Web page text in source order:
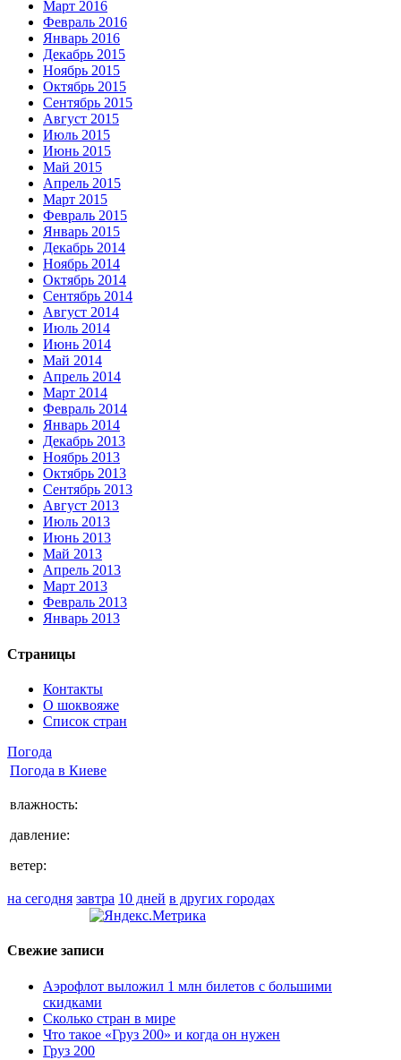
Март 2016
Февраль 2016
Январь 2016
Декабрь 2015
Ноябрь 2015
Октябрь 2015
Сентябрь 2015
Август 2015
Июль 2015
Июнь 2015
Май 2015
Апрель 2015
Март 2015
Февраль 2015
Январь 2015
Декабрь 2014
Ноябрь 2014
Октябрь 2014
Сентябрь 2014
Август 2014
Июль 2014
Июнь 2014
Май 2014
Апрель 2014
Март 2014
Февраль 2014
Январь 2014
Декабрь 2013
Ноябрь 2013
Октябрь 2013
Сентябрь 2013
Август 2013
Июль 2013
Июнь 2013
Май 2013
Апрель 2013
Март 2013
Февраль 2013
Январь 2013
Страницы
Контакты
О шоквояже
Список стран
Погода
Погода в Киеве
влажность:
давление:
ветер:
на сегодня завтра 10 дней в других городах
Свежие записи
Аэрофлот выложил 1 млн билетов с большими
скидками
Сколько стран в мире
Что такое «Груз 200» и когда он нужен
Груз 200